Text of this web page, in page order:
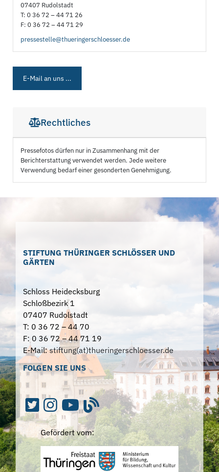
07407 Rudolstadt
T: 0 36 72 – 44 71 26
F: 0 36 72 – 44 71 29
pressestelle@thueringerschloesser.de
E-Mail an uns ...
Rechtliches
Pressefotos dürfen nur in Zusammenhang mit der
Berichterstattung verwendet werden. Jede weitere
Verwendung bedarf einer gesonderten Genehmigung.
STIFTUNG THÜRINGER SCHLÖSSER UND
GÄRTEN
Schloss Heidecksburg
Schloßbezirk 1
07407 Rudolstadt
T: 0 36 72 – 44 70
F: 0 36 72 – 44 71 19
E-Mail:stiftung(at)thueringerschloesser.de
FOLGEN SIE UNS
Gefördert vom: